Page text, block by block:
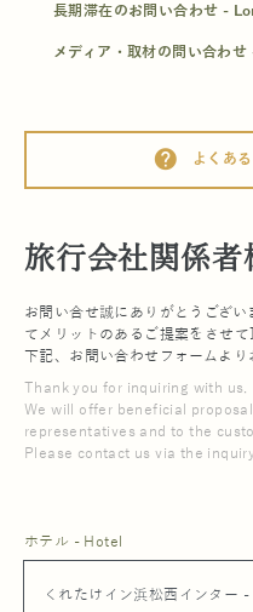
長期滞在のお問い合わせ -
メディア・取材の問い合わ
help よくあ
旅行会社関係
お問い合せ誠にありがとうござ
てメリットのあるご提案をさせて
下記、お問い合わせフォームより
Thank you for inquiring with us.
We will offer beneficial
representatives and to the
Please contact us via the
ホテル - Hotel